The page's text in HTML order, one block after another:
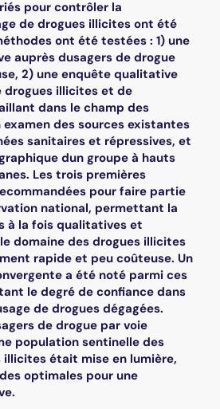
pour contrôler la
de drogues illicites ont été
ont été testées : 1) une
auprès dusagers de drogue
2) une enquête qualitative
drogues illicites et de
dans le champ des
des sources existantes
sanitaires et répressives, et
dun groupe à hauts
Les trois premières
pour faire partie
national, permettant la
à la fois qualitatives et
domaine des drogues illicites
rapide et peu coûteuse. Un
a été noté parmi ces
le degré de confiance dans
de drogues dégagées.
de drogue par voie
population sentinelle des
illicites était mise en lumière,
optimales pour une